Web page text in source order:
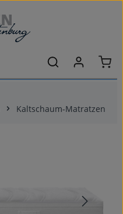
Kaltschaum-Matratzen